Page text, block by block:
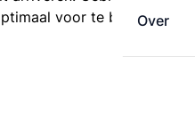
Over
voor te bereiden.